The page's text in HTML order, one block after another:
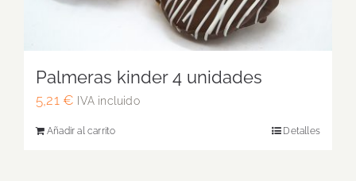
Palmeras kinder 4 unidades
5,21 € IVA incluido
Añadir al carrito Detalles